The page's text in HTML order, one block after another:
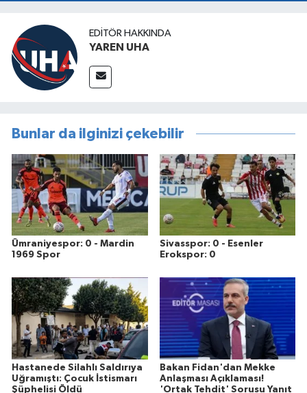
EDITÖR HAKKINDA
YAREN UHA
Bunlar da ilginizi çekebilir
Ümraniyespor: 0 - Mardin
1969 Spor
Sivasspor: 0 - Esenler
Erokspor: 0
Hastanede Silahlı Saldırıya
Uğramıştı: Çocuk İstismarı
Şüphelisi Öldü
Bakan Fidan'dan Mekke
Anlaşması Açıklaması!
'Ortak Tehdit' Sorusu Yanıt